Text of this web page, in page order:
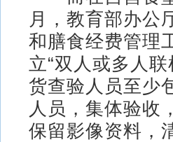
月，教育部办公
和膳食经费管理
立“双人或多人
货查验人员至少
人员，集体验收
保留影像资料，